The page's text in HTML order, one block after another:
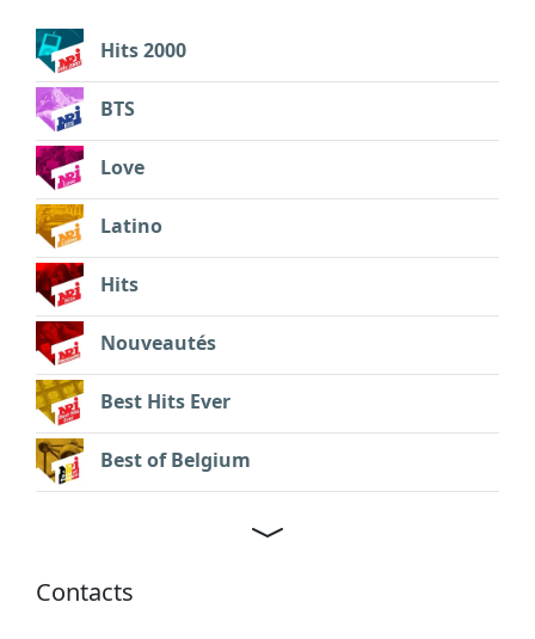
Hits 2000
BTS
Love
Latino
Hits
Nouveautés
Best Hits Ever
Best of Belgium
Contacts